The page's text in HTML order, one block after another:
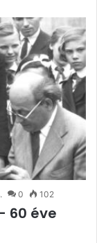
0 102
60 éve